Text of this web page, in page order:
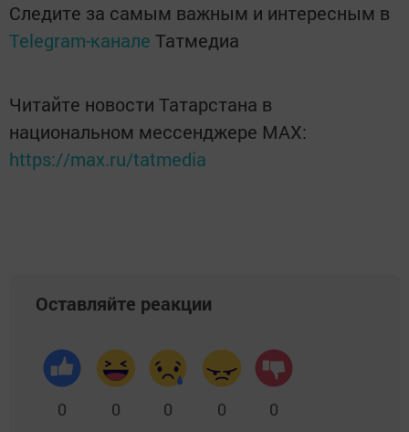
Следите за самым важным и интересным в
Telegram-канале Татмедиа
Читайте новости Татарстана в
национальном мессенджере MАХ:
https://max.ru/tatmedia
Оставляйте реакции
0 0 0 0 0